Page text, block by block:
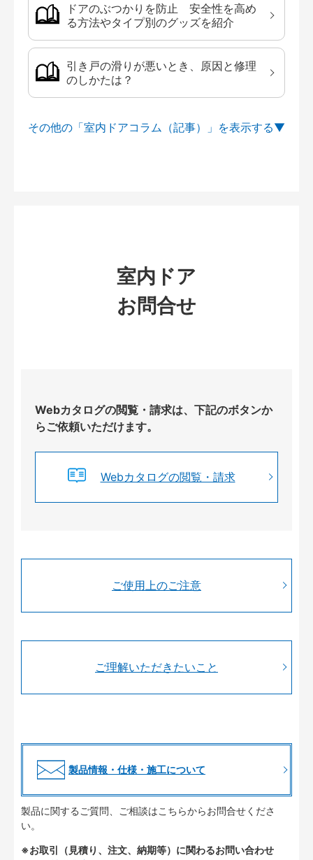
ドアのぶつかりを防止 安全性を高め
る方法やタイプ別のグッズを紹介
引き戸の滑りが悪いとき、原因と修理
のしかたは？
その他の「室内ドアコラム（記事）」を
室内ドア
お問合せ
Webカタログの閲覧・請求は、下記のボタンか
らご依頼いただけます。
Webカタログの閲覧・請求
ご使用上のご注意
ご理解いただきたいこと
製品情報・仕様・施工について
製品に関するご質問、ご相談はこちらからお問合せくださ
い。
※お取引（見積り、注文、納期等）に関わるお問い合わせ